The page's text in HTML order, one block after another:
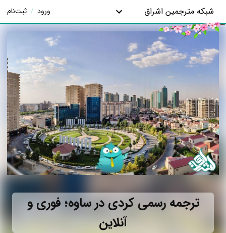
شبکه مترجمین اشراق ورود / ثبت‌نام
ترجمه رسمی کردی در ساوه؛ فوری و
آنلاین